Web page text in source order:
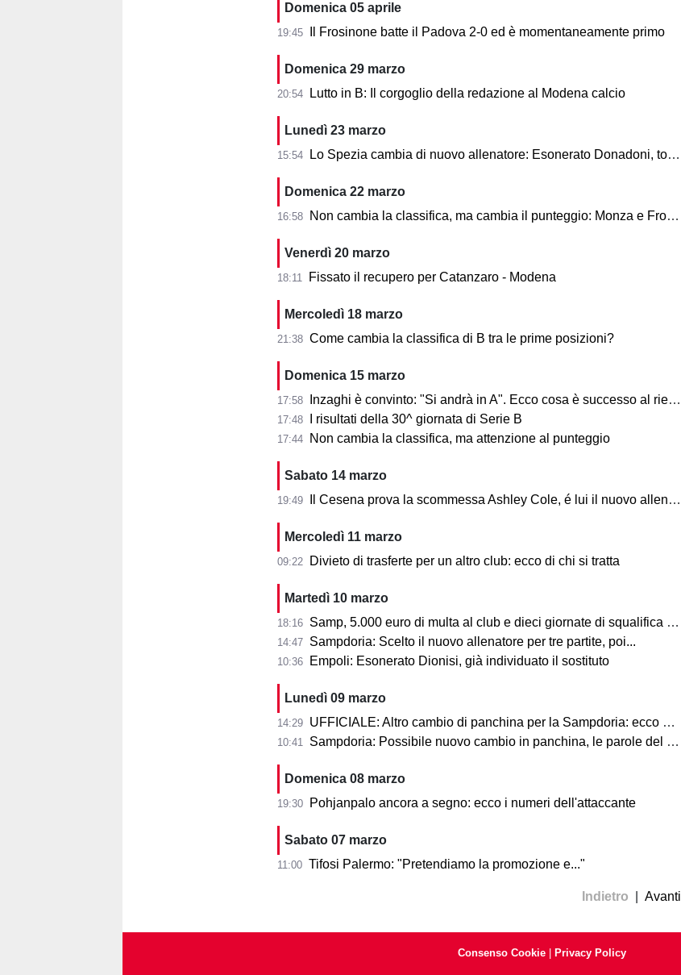
Domenica 05 aprile
19:45 Il Frosinone batte il Padova 2-0 ed è momentaneamente primo
Domenica 29 marzo
20:54 Lutto in B: Il corgoglio della redazione al Modena calcio
Lunedì 23 marzo
15:54 Lo Spezia cambia di nuovo allenatore: Esonerato Donadoni, torna D'Angelo
Domenica 22 marzo
16:58 Non cambia la classifica, ma cambia il punteggio: Monza e Frosinone sono a pari punti
Venerdì 20 marzo
18:11 Fissato il recupero per Catanzaro - Modena
Mercoledì 18 marzo
21:38 Come cambia la classifica di B tra le prime posizioni?
Domenica 15 marzo
17:58 Inzaghi è convinto: "Si andrà in A". Ecco cosa è successo al rientro in Sicilia
17:48 I risultati della 30^ giornata di Serie B
17:44 Non cambia la classifica, ma attenzione al punteggio
Sabato 14 marzo
19:49 Il Cesena prova la scommessa Ashley Cole, é lui il nuovo allenatore
Mercoledì 11 marzo
09:22 Divieto di trasferte per un altro club: ecco di chi si tratta
Martedì 10 marzo
18:16 Samp, 5.000 euro di multa al club e dieci giornate di squalifica per gli ex Gregucci e Toti
14:47 Sampdoria: Scelto il nuovo allenatore per tre partite, poi...
10:36 Empoli: Esonerato Dionisi, già individuato il sostituto
Lunedì 09 marzo
14:29 UFFICIALE: Altro cambio di panchina per la Sampdoria: ecco chi potrebbe arrivare
10:41 Sampdoria: Possibile nuovo cambio in panchina, le parole del CEO Fredberg
Domenica 08 marzo
19:30 Pohjanpalo ancora a segno: ecco i numeri dell'attaccante
Sabato 07 marzo
11:00 Tifosi Palermo: "Pretendiamo la promozione e..."
Indietro |Avanti
Consenso Cookie| Privacy Policy